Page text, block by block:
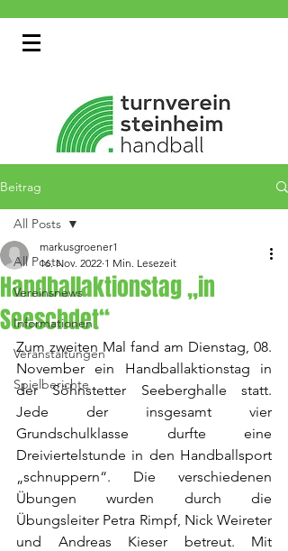
Beitrag
All Posts
Vereinsnews
Informationen
Veranstaltungen
Spielberichte
All Posts
Handballaktionstag „in
Seeschdet“
markusgroener1
16. Nov. 2022 1 Min. Lesezeit
Zum zweiten Mal fand am Dienstag, 08.
November ein Handballaktionstag in
der Söhnstetter Seeberghalle statt.
Jede der insgesamt vier
Grundschulklasse durfte eine
Dreiviertelstunde in den Handballsport
„schnuppern“. Die verschiedenen
Übungen wurden durch die
Übungsleiter Petra Rimpf, Nick Weireter
und Andreas Kieser betreut. Mit